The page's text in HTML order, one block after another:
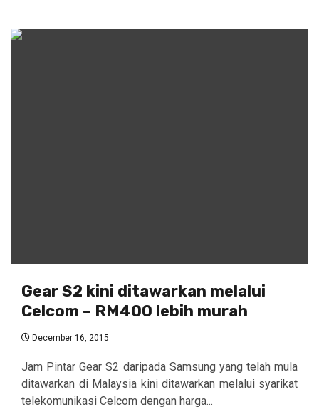
Gear S2 kini ditawarkan melalui
Celcom – RM400 lebih murah
December 16, 2015
Jam Pintar Gear S2 daripada Samsung yang telah mula
ditawarkan di Malaysia kini ditawarkan melalui syarikat
telekomunikasi Celcom dengan harga...